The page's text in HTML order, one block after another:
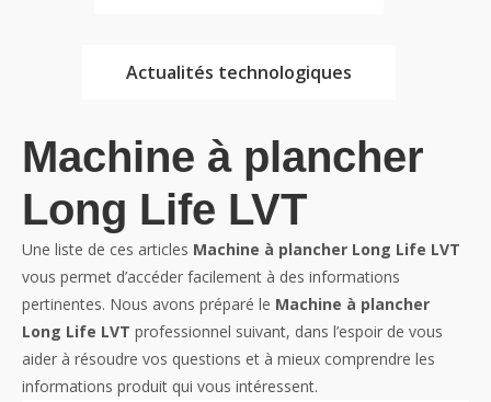
Actualités technologiques
Machine à plancher
Long Life LVT
Une liste de ces articles Machine à plancher Long Life LVT
vous permet d’accéder facilement à des informations
pertinentes. Nous avons préparé le Machine à plancher
Long Life LVT professionnel suivant, dans l’espoir de vous
aider à résoudre vos questions et à mieux comprendre les
informations produit qui vous intéressent.